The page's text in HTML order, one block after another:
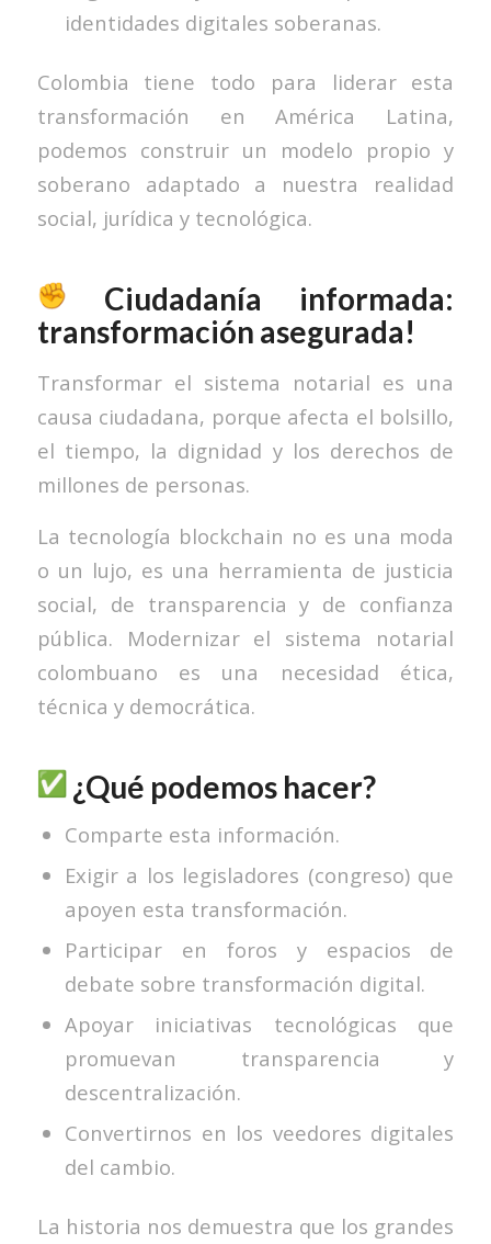
identidades digitales soberanas.
Colombia tiene todo para liderar esta
transformación en América Latina,
podemos construir un modelo propio y
soberano adaptado a nuestra realidad
social, jurídica y tecnológica.
Ciudadanía informada:
transformación asegurada!
Transformar el sistema notarial es una
causa ciudadana, porque afecta el bolsillo,
el tiempo, la dignidad y los derechos de
millones de personas.
La tecnología blockchain no es una moda
o un lujo, es una herramienta de justicia
social, de transparencia y de confianza
pública. Modernizar el sistema notarial
colombuano es una necesidad ética,
técnica y democrática.
¿Qué podemos hacer?
Comparte esta información.
Exigir a los legisladores (congreso) que
apoyen esta transformación.
Participar en foros y espacios de
debate sobre transformación digital.
Apoyar iniciativas tecnológicas que
promuevan transparencia y
descentralización.
Convertirnos en los veedores digitales
del cambio.
La historia nos demuestra que los grandes